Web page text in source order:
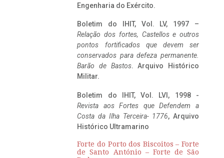
Engenharia do Exército.
Boletim do IHIT, Vol. LV, 1997 –
Relação dos fortes, Castellos e outros
pontos fortificados que devem ser
conservados para defeza permanente.
Barão de Bastos. Arquivo Histórico
Militar.
Boletim do IHIT, Vol. LVI, 1998 -
Revista aos Fortes que Defendem a
Costa da Ilha Terceira- 1776, Arquivo
Histórico Ultramarino
Forte do Porto dos Biscoitos – Forte
de Santo António – Forte de São